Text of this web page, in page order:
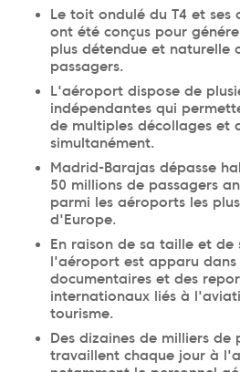
Le toit ondulé du T4 et ses
ont été conçus pour
plus détendue et naturelle
passagers.
L'aéroport dispose de
indépendantes qui
de multiples décollages et
simultanément.
Madrid-Barajas dépasse
50 millions de passagers
parmi les aéroports les
d'Europe.
En raison de sa taille et de
l'aéroport est apparu dans
documentaires et des
internationaux liés à
tourisme.
Des dizaines de milliers de
travaillent chaque jour à